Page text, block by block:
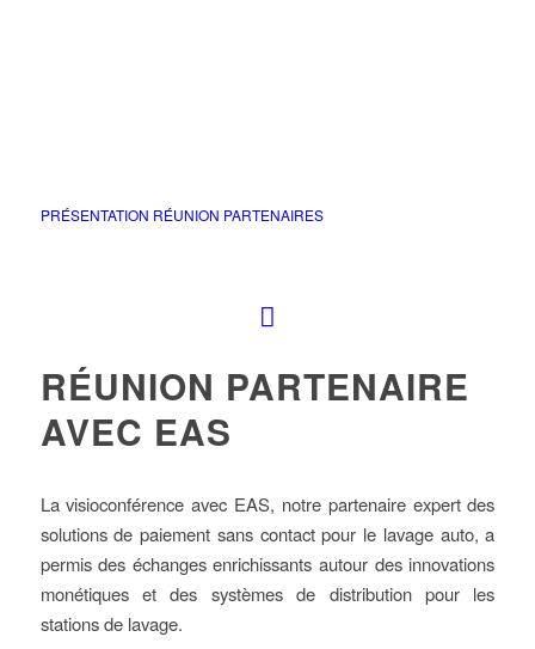
PRÉSENTATION RÉUNION PARTENAIRES
RÉUNION PARTENAIRE
AVEC EAS
La visioconférence avec EAS, notre partenaire expert des
solutions de paiement sans contact pour le lavage auto, a
permis des échanges enrichissants autour des innovations
monétiques et des systèmes de distribution pour les
stations de lavage.